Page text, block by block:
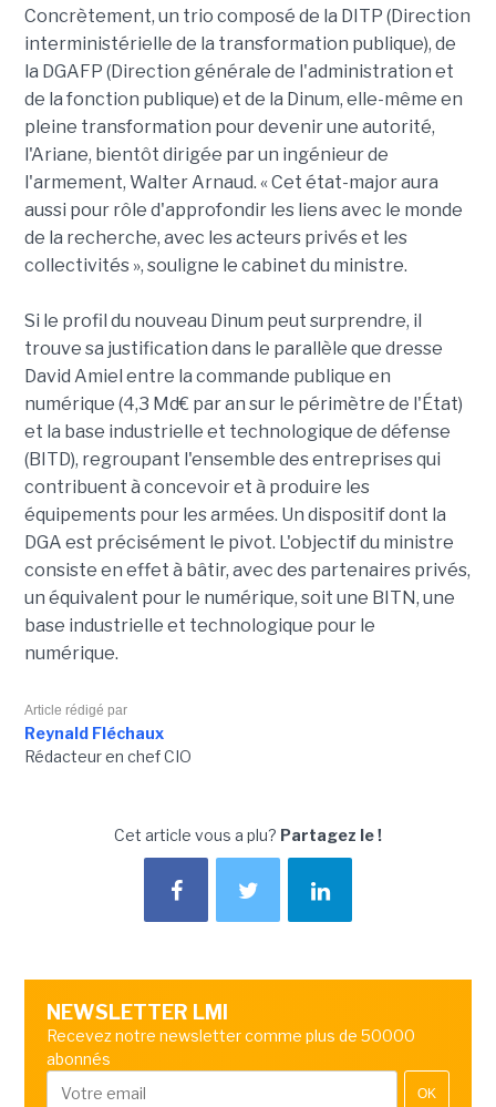
Concrètement, un trio composé de la DITP (Direction
interministérielle de la transformation publique), de
la DGAFP (Direction générale de l'administration et
de la fonction publique) et de la Dinum, elle-même en
pleine transformation pour devenir une autorité,
l'Ariane, bientôt dirigée par un ingénieur de
l'armement, Walter Arnaud. « Cet état-major aura
aussi pour rôle d'approfondir les liens avec le monde
de la recherche, avec les acteurs privés et les
collectivités », souligne le cabinet du ministre.
Si le profil du nouveau Dinum peut surprendre, il
trouve sa justification dans le parallèle que dresse
David Amiel entre la commande publique en
numérique (4,3 Md€ par an sur le périmètre de l'État)
et la base industrielle et technologique de défense
(BITD), regroupant l'ensemble des entreprises qui
contribuent à concevoir et à produire les
équipements pour les armées. Un dispositif dont la
DGA est précisément le pivot. L'objectif du ministre
consiste en effet à bâtir, avec des partenaires privés,
un équivalent pour le numérique, soit une BITN, une
base industrielle et technologique pour le
numérique.
Article rédigé par
Reynald Fléchaux
Rédacteur en chef CIO
Cet article vous a plu? Partagez le !
NEWSLETTER LMI
Recevez notre newsletter comme plus de 50000
abonnés
OK